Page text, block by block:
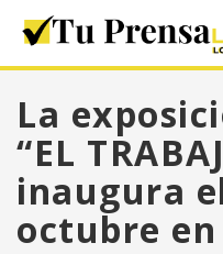
La
“EL
inaugura
octubre